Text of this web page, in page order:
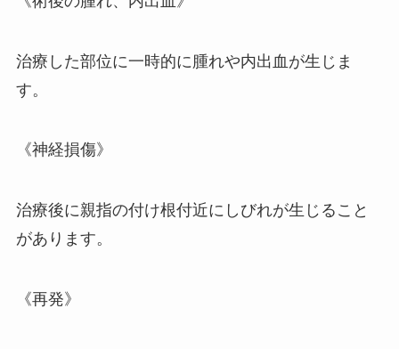
治療した部位に一時的に腫れや内出血が生じま
す。
《神経損傷》
治療後に親指の付け根付近にしびれが生じること
があります。
《再発》